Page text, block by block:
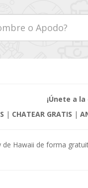
¡Únete a
| CHATEAR GRATIS |
de Hawaii de forma